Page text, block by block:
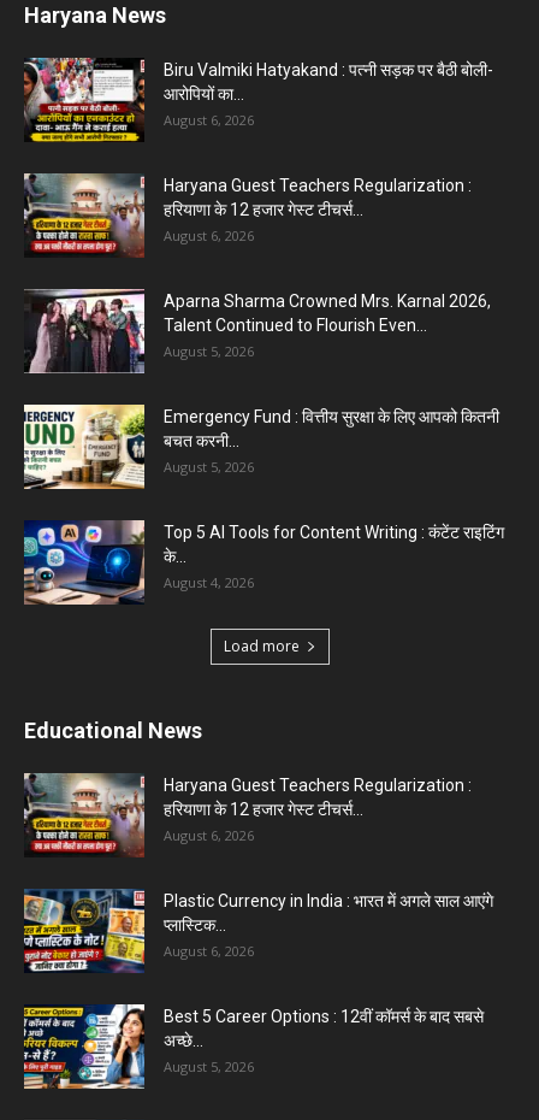
Haryana News
Biru Valmiki Hatyakand : पत्नी सड़क पर बैठी बोली-
आरोपियों का...
August 6, 2026
Haryana Guest Teachers Regularization :
हरियाणा के 12 हजार गेस्ट टीचर्स...
August 6, 2026
Aparna Sharma Crowned Mrs. Karnal 2026,
Talent Continued to Flourish Even...
August 5, 2026
Emergency Fund : वित्तीय सुरक्षा के लिए आपको कितनी
बचत करनी...
August 5, 2026
Top 5 AI Tools for Content Writing : कंटेंट राइटिंग
के...
August 4, 2026
Load more
Educational News
Haryana Guest Teachers Regularization :
हरियाणा के 12 हजार गेस्ट टीचर्स...
August 6, 2026
Plastic Currency in India : भारत में अगले साल आएंगे
प्लास्टिक...
August 6, 2026
Best 5 Career Options : 12वीं कॉमर्स के बाद सबसे
अच्छे...
August 5, 2026